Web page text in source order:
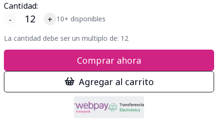
Cantidad:
-
+ 10+ disponibles
La cantidad debe ser un multiplo de: 12
Comprar ahora
Agregar al carrito